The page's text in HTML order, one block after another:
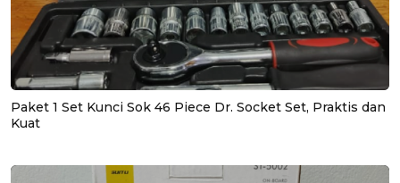
Paket 1 Set Kunci Sok 46 Piece Dr. Socket Set, Praktis dan
Kuat